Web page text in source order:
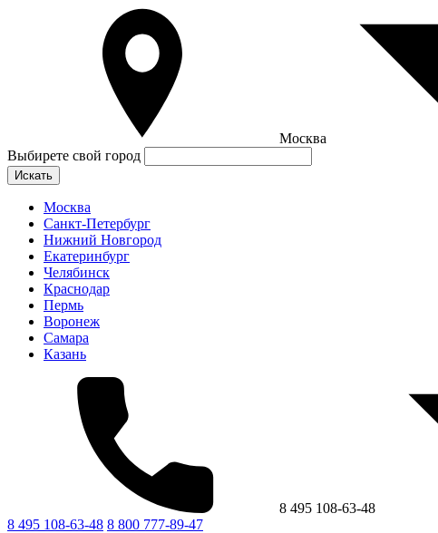
Москва
Выбирете свой город
Искать
Москва
Санкт-Петербург
Нижний Новгород
Екатеринбург
Челябинск
Краснодар
Пермь
Воронеж
Самара
Казань
8 495 108-63-48
8 495 108-63-48 8 800 777-89-47